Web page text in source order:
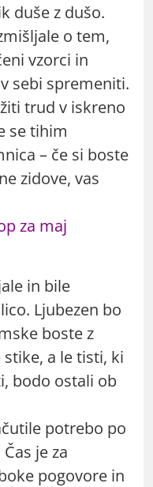
duše z dušo.
o tem,
vzorci in
sebi spremeniti.
trud v iskreno
se tihim
– če si boste
zidove, vas
za maj
in bile
Ljubezen bo
boste z
a le tisti, ki
bodo ostali ob
potrebo po
je za
pogovore in